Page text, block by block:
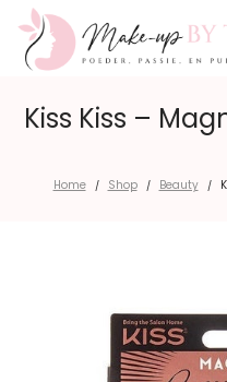
Kiss Kiss –
Home / Shop / Beauty /